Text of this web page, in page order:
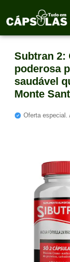
Subtran 2:
poderosa
saudável
Monte
Oferta especial.